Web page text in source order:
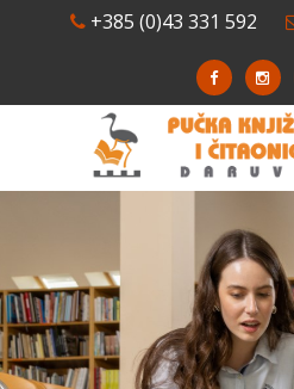
+385 (0)43 331 592